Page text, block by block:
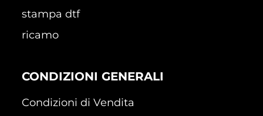
stampa dtf
ricamo
CONDIZIONI GENERALI
Condizioni di Vendita